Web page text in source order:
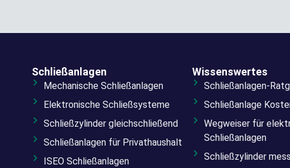
Schließanlagen
Mechanische Schließanlagen
Elektronische Schließsysteme
Schließzylinder gleichschließend
Schließanlagen für Privathaushalt
ISEO Schließanlagen
Wissenswertes
Schließanlagen-
Schließanlage
Wegweiser für
Schließanlagen
Schließzylinder